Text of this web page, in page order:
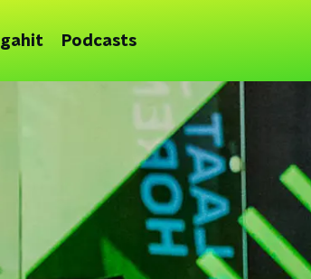
Podcasts